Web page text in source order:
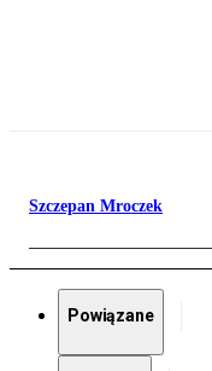
Szczepan Mroczek
Powiązane